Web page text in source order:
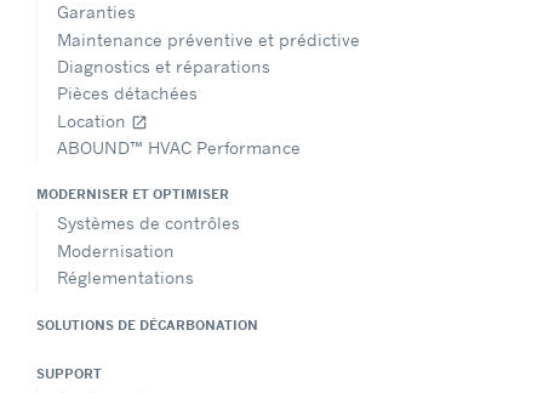
Garanties
Maintenance préventive et prédictive
Diagnostics et réparations
Pièces détachées
Location open_in_new
ABOUND™ HVAC Performance
MODERNISER ET OPTIMISER
Systèmes de contrôles
Modernisation
Réglementations
SOLUTIONS DE DÉCARBONATION
SUPPORT